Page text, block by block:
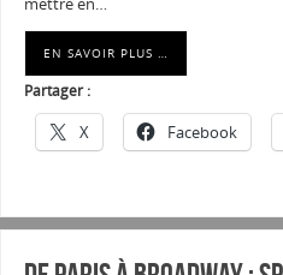
EN SAVOIR PLUS …
Partager :
X Facebook